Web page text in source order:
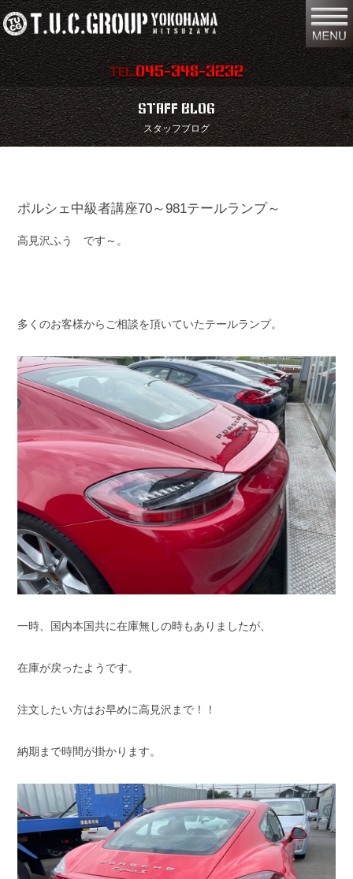
TEL.045-348-3232
在庫車両情報 店舗情報
保証内容 地図
スタッフ紹介 お問い合わせ
特別作業
スタッフブログ 納車情報
T.U.C.GROUP
STAFF BLOG
スタッフブログ
ポルシェ中級者講座70～981テールランプ～
高見沢ふう です～。
多くのお客様からご相談を頂いていたテールランプ。
一時、国内本国共に在庫無しの時もありましたが、
在庫が戻ったようです。
注文したい方はお早めに高見沢まで！！
納期まで時間が掛かります。